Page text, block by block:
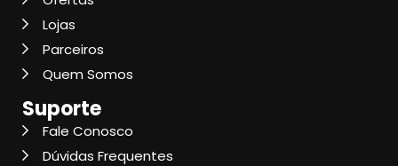
Lojas
Parceiros
Quem Somos
Suporte
Fale Conosco
Dúvidas Frequentes